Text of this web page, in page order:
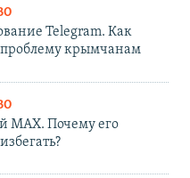
Telegram. Как
крымчанам
MAX. Почему его